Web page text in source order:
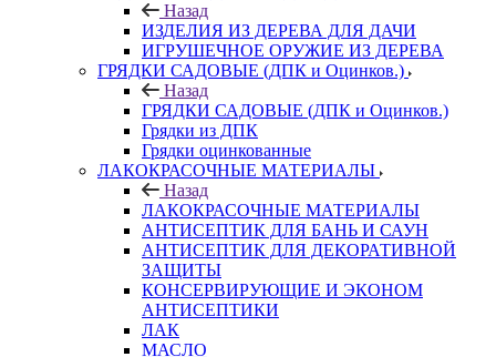
Назад
ИЗДЕЛИЯ ИЗ ДЕРЕВА ДЛЯ ДАЧИ
ИГРУШЕЧНОЕ ОРУЖИЕ ИЗ ДЕРЕВА
ГРЯДКИ САДОВЫЕ (ДПК и Оцинков.)
Назад
ГРЯДКИ САДОВЫЕ (ДПК и Оцинков.)
Грядки из ДПК
Грядки оцинкованные
ЛАКОКРАСОЧНЫЕ МАТЕРИАЛЫ
Назад
ЛАКОКРАСОЧНЫЕ МАТЕРИАЛЫ
АНТИСЕПТИК ДЛЯ БАНЬ И САУН
АНТИСЕПТИК ДЛЯ ДЕКОРАТИВНОЙ
ЗАЩИТЫ
КОНСЕРВИРУЮЩИЕ И ЭКОНОМ
АНТИСЕПТИКИ
ЛАК
МАСЛО